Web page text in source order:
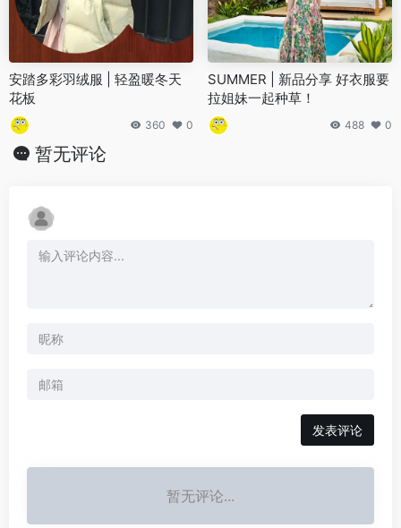
安踏多彩羽绒服 | 轻盈暖冬天
花板
360 0
SUMMER | 新品分享 好衣服要
拉姐妹一起种草！
488 0
暂无评论
发表评论
暂无评论...